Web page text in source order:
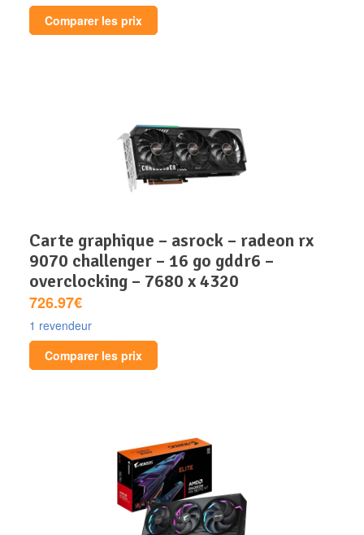
Comparer les prix
carte graphique – asrock – radeon rx
9070 challenger – 16 go gddr6 –
overclocking – 7680 x 4320
726.97€
1 revendeur
Comparer les prix